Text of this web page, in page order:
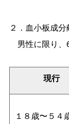
２．血小板成分
男性に限り、
現行
１８歳〜５４